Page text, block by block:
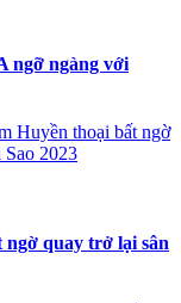
ngỡ ngàng với
Huyền thoại bất ngờ
2023
quay trở lại sân